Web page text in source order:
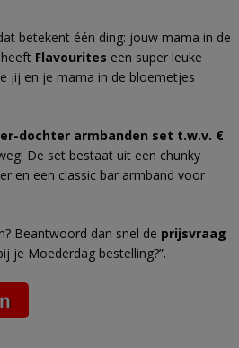
betekent één ding: jouw mama in de
Flavourites een super leuke
jij en je mama in de bloemetjes
dochter armbanden set t.w.v. €
De set bestaat uit een chunky
en een classic bar armband voor
Beantwoord dan snel de prijsvraag
je Moederdag bestelling?”.